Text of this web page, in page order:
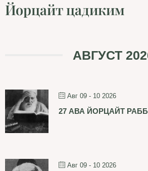
Йорцайт цадиким
АВГУСТ
Авг 09 - 10 2026
27 АВА ЙОРЦАЙТ
Авг 09 - 10 2026